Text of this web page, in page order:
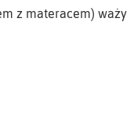
z materacem) waży